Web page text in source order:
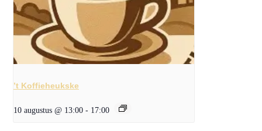
’t Koffieheukske
10 augustus @ 13:00 - 17:00